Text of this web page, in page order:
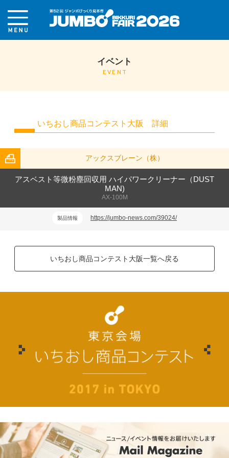
イベント
EVENT
いちおし商品コンテスト大阪 詳細
アックスブレーン（株）
アスベスト等微粉塵回収用 ハイパワークリーナー（DUST
MAN)
AX-100M
製品情報 https://jumbo-news.com/39024/
いちおし商品コンテスト大阪一覧へ戻る